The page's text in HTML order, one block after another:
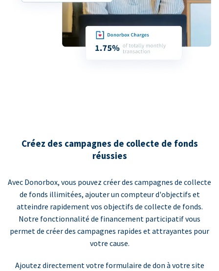
Créez des campagnes de collecte de fonds
réussies
Avec Donorbox, vous pouvez créer des campagnes de collecte
de fonds illimitées, ajouter un compteur d'objectifs et
atteindre rapidement vos objectifs de collecte de fonds.
Notre fonctionnalité de financement participatif vous
permet de créer des campagnes rapides et attrayantes pour
votre cause.
Ajoutez directement votre formulaire de don à votre site